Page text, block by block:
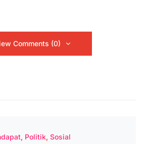
Comments (0)
Politik Sosial